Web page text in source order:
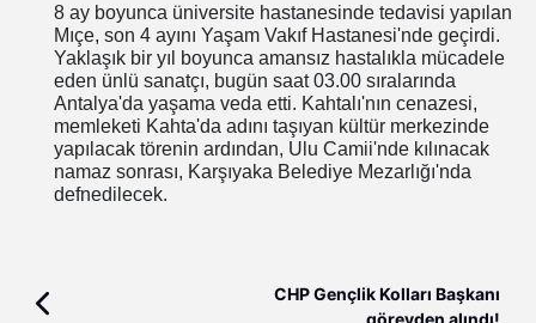
8 ay boyunca üniversite hastanesinde tedavisi yapılan
Mıçe, son 4 ayını Yaşam Vakıf Hastanesi'nde geçirdi.
Yaklaşık bir yıl boyunca amansız hastalıkla mücadele
eden ünlü sanatçı, bugün saat 03.00 sıralarında
Antalya'da yaşama veda etti. Kahtalı'nın cenazesi,
memleketi Kahta'da adını taşıyan kültür merkezinde
yapılacak törenin ardından, Ulu Camii'nde kılınacak
namaz sonrası, Karşıyaka Belediye Mezarlığı'nda
defnedilecek.
CHP Gençlik Kolları Başkanı